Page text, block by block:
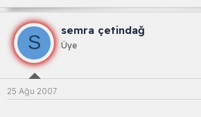
S
semra çetindağ
Üye
25 Ağu 2007